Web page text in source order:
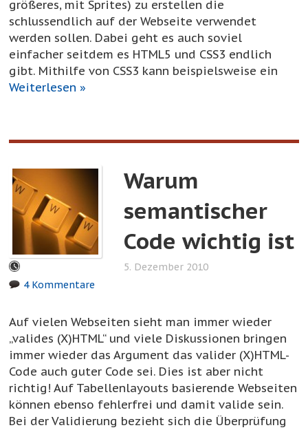
größeres, mit Sprites) zu erstellen die
schlussendlich auf der Webseite verwendet
werden sollen. Dabei geht es auch soviel
einfacher seitdem es HTML5 und CSS3 endlich
gibt. Mithilfe von CSS3 kann beispielsweise ein
Weiterlesen »
Warum
semantischer
Code wichtig ist
5. Dezember 2010
4 Kommentare
Auf vielen Webseiten sieht man immer wieder
„valides (X)HTML“ und viele Diskussionen bringen
immer wieder das Argument das valider (X)HTML-
Code auch guter Code sei. Dies ist aber nicht
richtig! Auf Tabellenlayouts basierende Webseiten
können ebenso fehlerfrei und damit valide sein.
Bei der Validierung bezieht sich die Überprüfung